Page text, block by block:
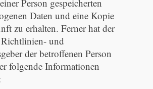
Person gespeicherten
Daten und eine Kopie
zu erhalten. Ferner hat der
und
der betroffenen Person
folgende Informationen